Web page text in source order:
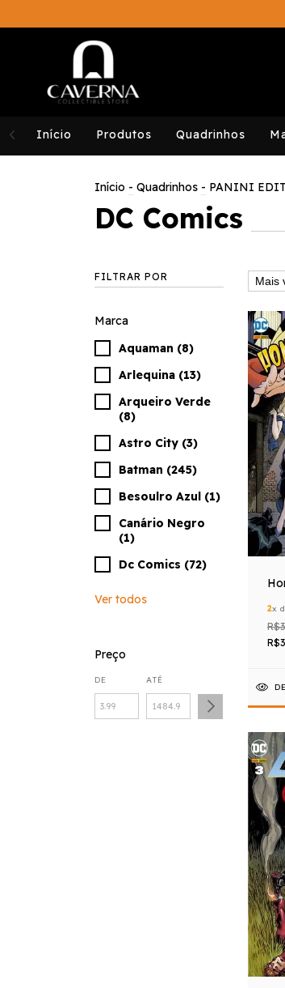
Início Produtos Quadrinhos
Início - Quadrinhos - PANINI
DC Comics
FILTRAR POR
Marca
Aquaman (8)
Arlequina (13)
Arqueiro Verde
(8)
Astro City (3)
Batman (245)
Besoulro Azul (1)
Canário Negro
(1)
Dc Comics (72)
Ver todos
Preço
DE ATÉ
2x